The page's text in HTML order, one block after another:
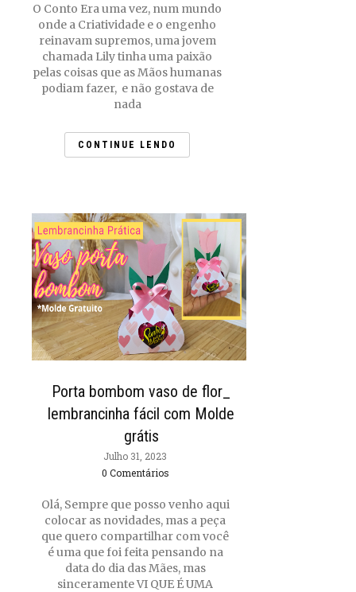
O Conto Era uma vez, num mundo
onde a Criatividade e o engenho
reinavam supremos, uma jovem
chamada Lily tinha uma paixão
pelas coisas que as Mãos humanas
podiam fazer, e não gostava de
nada
CONTINUE LENDO
Porta bombom vaso de flor_
lembrancinha fácil com Molde
grátis
Julho 31, 2023
0 Comentários
Olá, Sempre que posso venho aqui
colocar as novidades, mas a peça
que quero compartilhar com você
é uma que foi feita pensando na
data do dia das Mães, mas
sinceramente VI QUE É UMA